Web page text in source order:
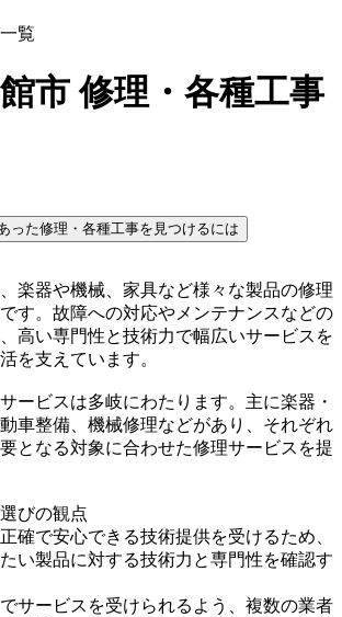
覧
市 修理・各種工事
った修理・各種工事を見つけるには
楽器や機械、家具など様々な製品の修理
す。故障への対応やメンテナンスなどの
高い専門性と技術力で幅広いサービスを
を支えています。
ービスは多岐にわたります。主に楽器・
車整備、機械修理などがあり、それぞれ
となる対象に合わせた修理サービスを提
びの観点
確で安心できる技術提供を受けるため、
い製品に対する技術力と専門性を確認す
サービスを受けられるよう、複数の業者